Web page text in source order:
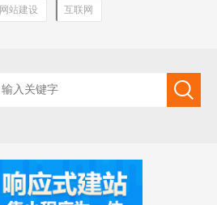
网站建设 互联网